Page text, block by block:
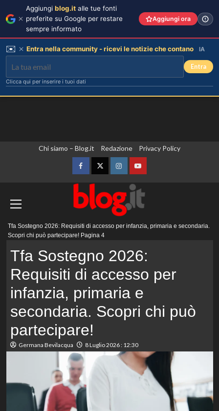
Chi siamo – Blog.it Redazione Privacy Policy
FacebookTwitterInstagramYouTube
principale
Tfa Sostegno 2026: Requisiti di accesso per infanzia, primaria e secondaria.
Scopri chi può partecipare! Pagina 4
Tfa Sostegno 2026:
Requisiti di accesso per
infanzia, primaria e
secondaria. Scopri chi può
partecipare!
Germana Bevilacqua 8 Luglio 2026 : 12:30
Aggiungi blog.it alle tue fonti
preferite su Google per restare
sempre informato
Aggiungi ora
✉️ Entra nella community - ricevi le notizie che contano IA
Entra
Clicca qui per inserire i tuoi dati